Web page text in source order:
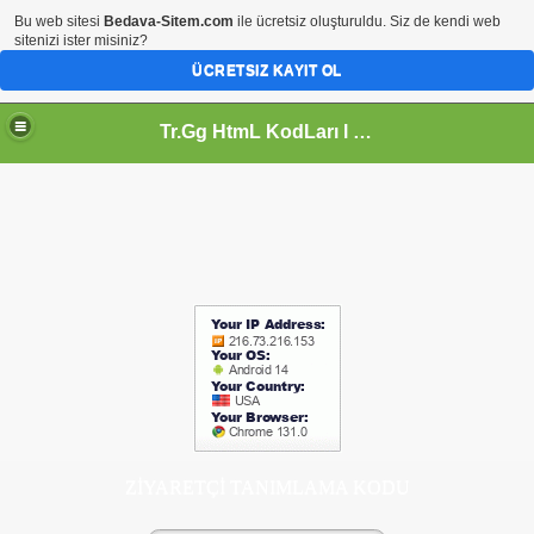
Tr.Gg HtmL KodLarı l Javascript l WebmasteR AracLari l Süper KodLar l Css KoD l Tasarım KodLarı l En Dev KoD ARsıvLeri l
Bu web sitesi Bedava-Sitem.com ile ücretsiz oluşturuldu. Siz de kendi web
sitenizi ister misiniz?
ÜCRETSIZ KAYIT OL